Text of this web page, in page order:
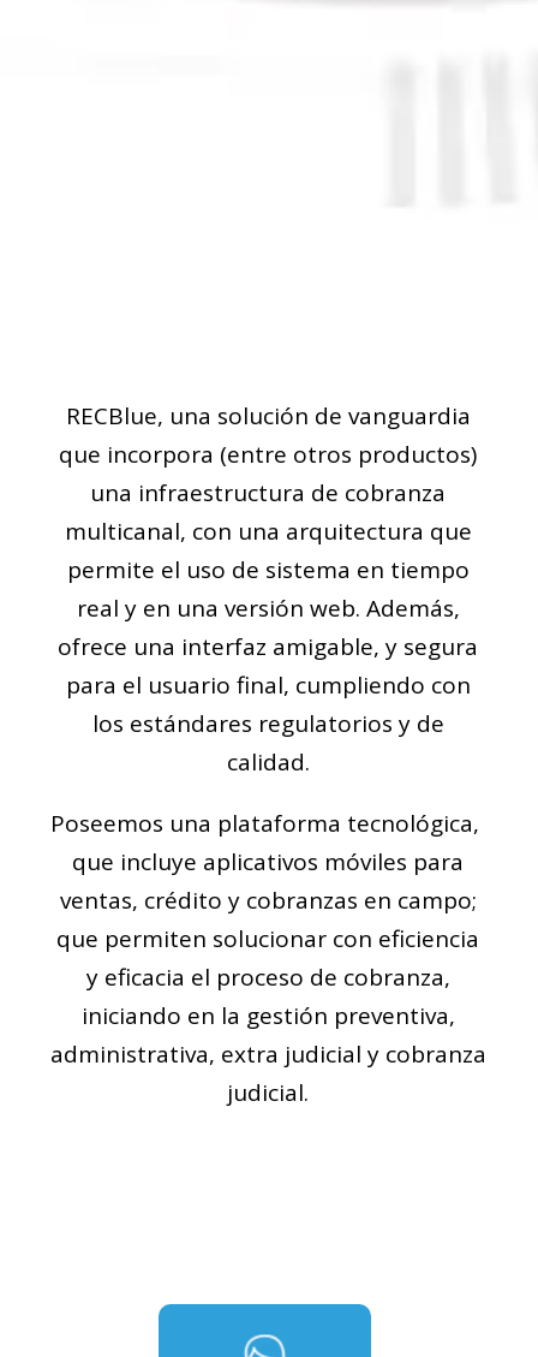
RECBlue, una solución de vanguardia
que incorpora (entre otros productos)
una infraestructura de cobranza
multicanal, con una arquitectura que
permite el uso de sistema en tiempo
real y en una versión web. Además,
ofrece una interfaz amigable, y segura
para el usuario final, cumpliendo con
los estándares regulatorios y de
calidad.
Poseemos una plataforma tecnológica,
que incluye aplicativos móviles para
ventas, crédito y cobranzas en campo;
que permiten solucionar con eficiencia
y eficacia el proceso de cobranza,
iniciando en la gestión preventiva,
administrativa, extra judicial y cobranza
judicial.